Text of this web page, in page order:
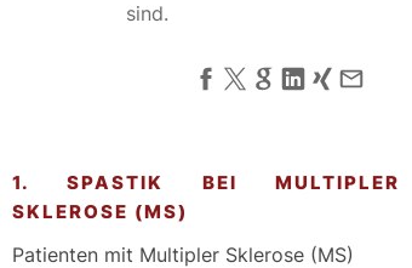
sind.
1. SPASTIK BEI MULTIPLER
SKLEROSE (MS)
Patienten mit Multipler Sklerose (MS)